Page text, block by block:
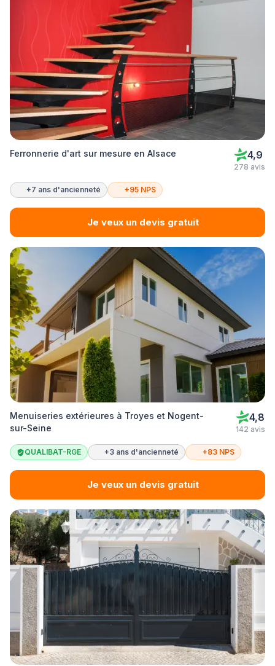
Ferronnerie d'art sur mesure en Alsace 4,9
278 avis
+7 ans d'ancienneté +95 NPS
Je veux un devis gratuit
Menuiseries extérieures à Troyes et Nogent-
sur-Seine
4,8
142 avis
QUALIBAT-RGE +3 ans d'ancienneté +83 NPS
Je veux un devis gratuit